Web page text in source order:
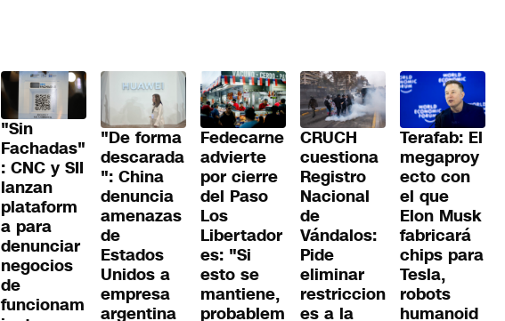
"Sin
Fachadas"
: CNC y SII
lanzan
plataform
a para
denunciar
negocios
de
funcionam
"De forma
descarada
": China
denuncia
amenazas
de
Estados
Unidos a
empresa
argentina
Fedecarne
advierte
por cierre
del Paso
Los
Libertador
es: "Si
esto se
mantiene,
probablem
CRUCH
cuestiona
Registro
Nacional
de
Vándalos:
Pide
eliminar
restriccion
es a la
Terafab: El
megaproy
ecto con
el que
Elon Musk
fabricará
chips para
Tesla,
robots
humanoid